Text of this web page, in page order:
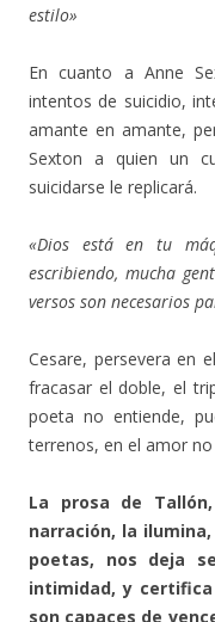
estilo»
En cuanto a Anne
intentos de suicidio,
amante en amante,
Sexton a quien un
suicidarse le replicará.
«Dios está en tu
escribiendo, mucha
versos son necesarios
Cesare, persevera en
fracasar el doble, el
poeta no entiende,
terrenos, en el amor
La prosa de
narración, la
poetas, nos deja
intimidad, y
son capaces de